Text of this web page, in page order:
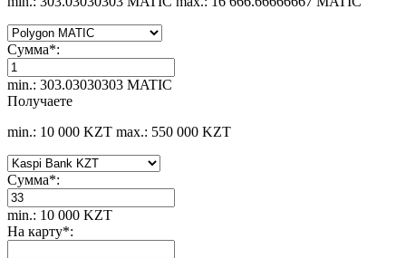
Сумма*:
min.: 303.03030303 MATIC
Получаете
min.: 10 000 KZT max.: 550 000 KZT
Сумма*:
min.: 10 000 KZT
На карту*: